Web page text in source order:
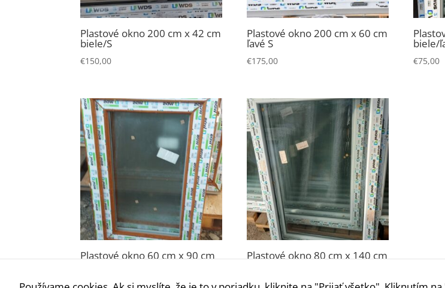
Plastové okno 200 cm x 42 cm
biele/S
€150,00
Plastové okno 200 cm x 60 cm
ľavé S
€175,00
biele/
€75,00
Plastové okno 60 cm x 90 cm
€120,00
Plastové okno 80 cm x 140 cm
€165,00